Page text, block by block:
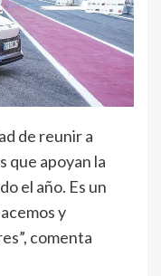
de reunir a
que apoyan la
el año. Es un
y
comenta